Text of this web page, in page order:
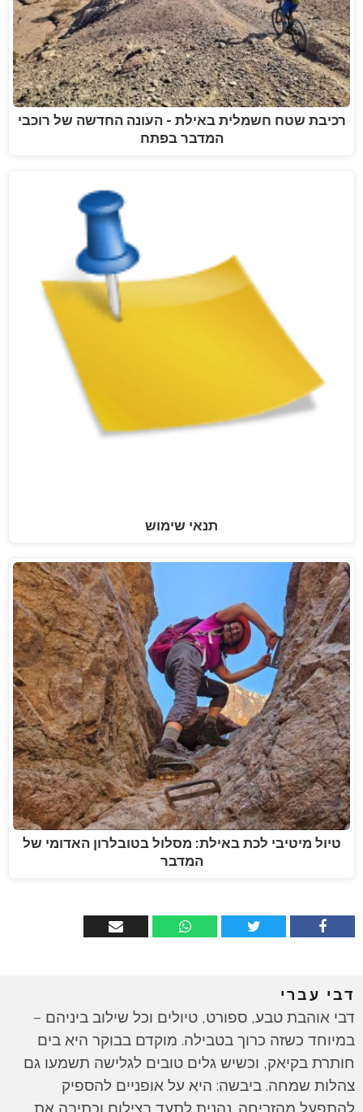
רכיבת שטח חשמלית באילת - העונה החדשה של רוכבי
המדבר בפתח
תנאי שימוש
טיול מיטיבי לכת באילת: מסלול בטובלרון האדומי של
המדבר
דבי עברי
דבי אוהבת טבע, ספורט, טיולים וכל שילוב ביניהם –
במיוחד כשזה כרוך בטבילה. מוקדם בבוקר היא בים
חותרת בקיאק, וכשיש גלים טובים לגלישה תשמעו גם
צהלות שמחה. ביבשה: היא על אופניים להספיק
להתפעל מהזריחה. נהנית לתעד בצילום וכתיבה את